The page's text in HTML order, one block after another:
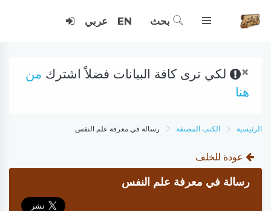
بحث EN عربي
× لكي ترى كافة البيانات فضلاً اشترك من
هنا
الرئيسية الكتب المصنفة رسالة في معرفة علم النفس
عودة للخلف
رسالة في معرفة علم النفس